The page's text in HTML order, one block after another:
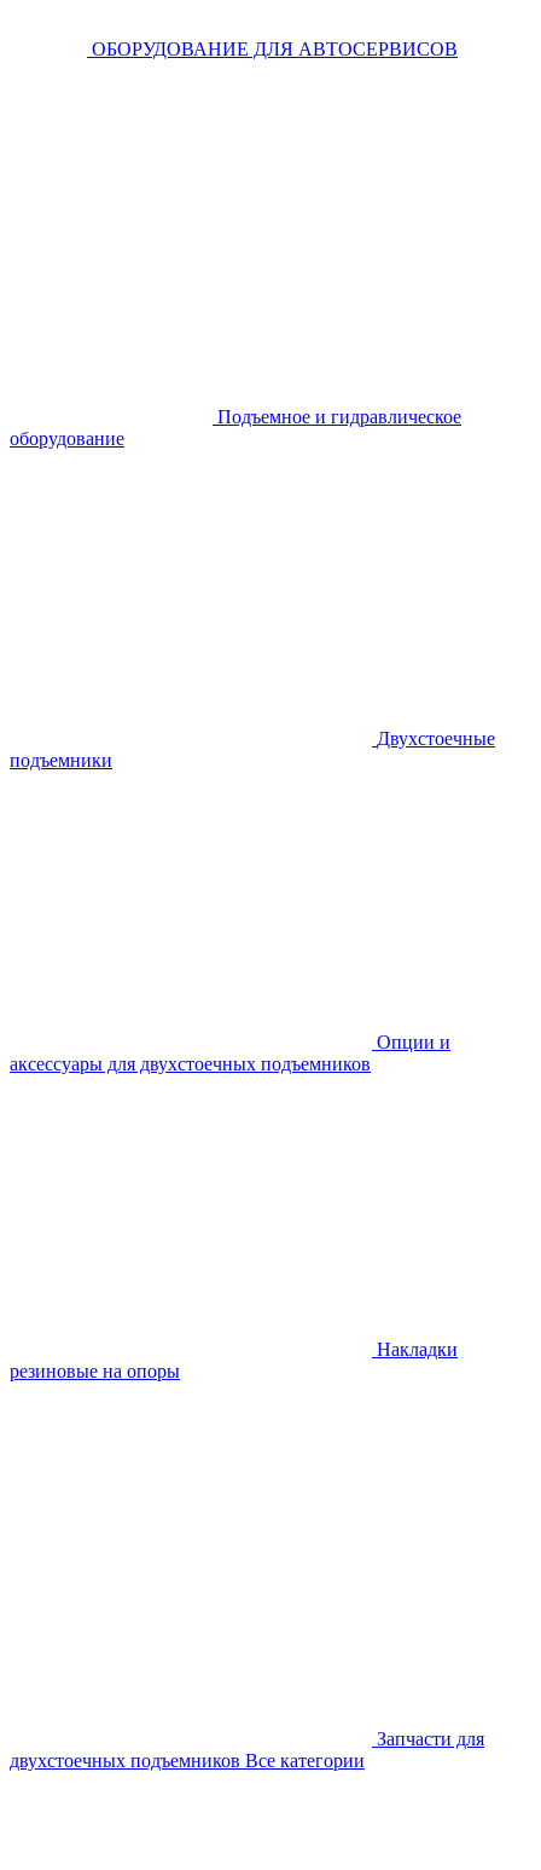
ОБОРУДОВАНИЕ ДЛЯ АВТОСЕРВИСОВ
Подъемное и гидравлическое
оборудование
Двухстоечные
подъемники
Опции и
аксессуары для двухстоечных подъемников
Накладки
резиновые на опоры
Запчасти для
двухстоечных подъемников Все категории